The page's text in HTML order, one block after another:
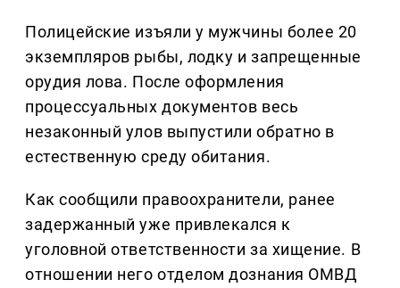
Полицейские изъяли у мужчины более 20
экземпляров рыбы, лодку и запрещенные
орудия лова. После оформления
процессуальных документов весь
незаконный улов выпустили обратно в
естественную среду обитания.
Как сообщили правоохранители, ранее
задержанный уже привлекался к
уголовной ответственности за хищение. В
отношении него отделом дознания ОМВД